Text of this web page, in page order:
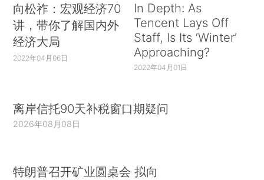
向松祚：宏观经济70
讲，带你了解国内外
经济大局
2022年04月06日
In Depth: As
Tencent Lays Off
Staff, Is Its ‘Winter’
Approaching?
2022年04月01日
离岸信托90天补税窗口期疑问
2026年08月08日
特朗普召开矿业圆桌会 拟向